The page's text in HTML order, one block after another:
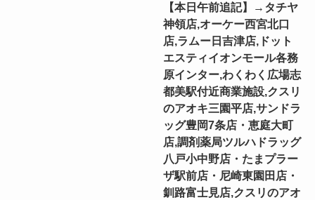
【本日午前追記】→タチヤ
神領店,オーケー西宮北口
店,ラムー日吉津店,ドット
エスティイオンモール各務
原インター,わくわく広場志
都美駅付近商業施設,クスリ
のアオキ三園平店,サンドラ
ッグ豊岡7条店・恵庭大町
店,調剤薬局ツルハドラッグ
八戸小中野店・たまプラー
ザ駅前店・尼崎東園田店・
釧路富士見店,クスリのアオ